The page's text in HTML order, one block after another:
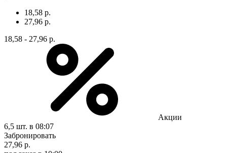
18,58 р.
27,96 р.
18,58 - 27,96 р.
Акции
6,5 шт. в 08:07
Забронировать
27,96 р.